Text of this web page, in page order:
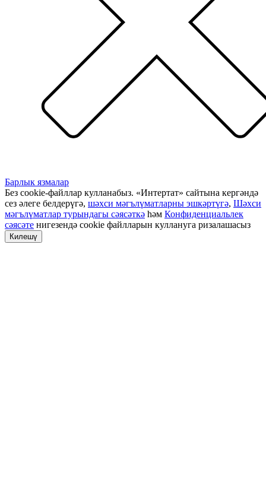
Барлык язмалар
Без cookie-файллар кулланабыз. «Интертат» сайтына кергәндә
сез әлеге белдерүгә, шәхси мәгълүматларны эшкәртүгә, Шәхси
мәгълүматлар турындагы сәясәткә һәм Конфиденциальлек
сәясәте нигезендә cookie файлларын куллануга ризалашасыз
Килешү